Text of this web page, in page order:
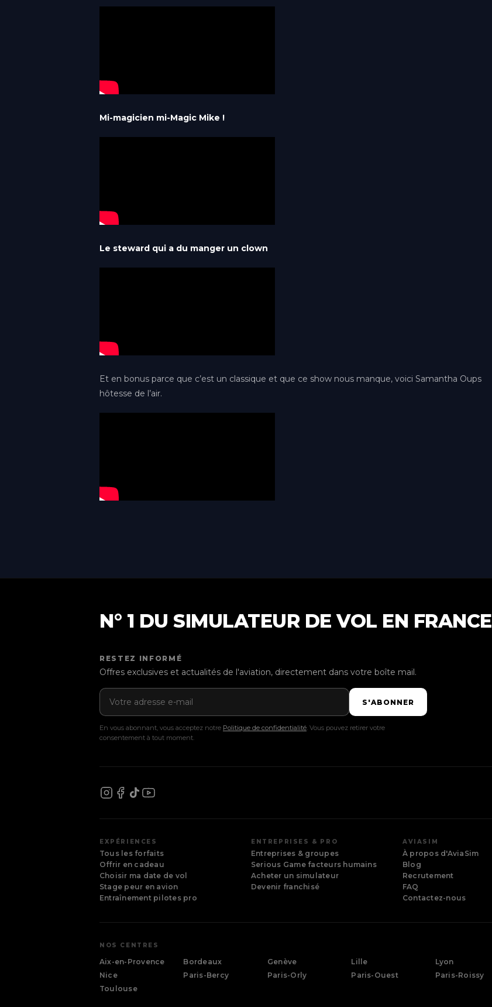
Mi-magicien mi-Magic Mike !
Le steward qui a du manger un clown
Et en bonus parce que c’est un classique et que ce show nous manque, voici Samantha Oups
hôtesse de l’air.
N° 1 DU SIMULATEUR DE VOL EN FRANCE
RESTEZ INFORMÉ
Offres exclusives et actualités de l'aviation, directement dans votre boîte mail.
Adresse e-mail
S'ABONNER
En vous abonnant, vous acceptez notre Politique de confidentialité. Vous pouvez retirer votre
consentement à tout moment.
EXPÉRIENCES
Tous les forfaits
Offrir en cadeau
Choisir ma date de vol
Stage peur en avion
Entraînement pilotes pro
ENTREPRISES & PRO
Entreprises & groupes
Serious Game facteurs humains
Acheter un simulateur
Devenir franchisé
AVIASIM
À propos d'AviaSim
Blog
Recrutement
FAQ
Contactez-nous
NOS CENTRES
Aix-en-Provence Bordeaux Genève Lille Lyon
Nice
Paris-Bercy Paris-Orly Paris-Ouest Paris-Roissy
Toulouse